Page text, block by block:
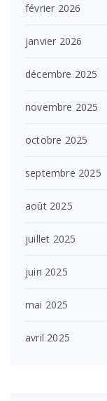
février 2026
janvier 2026
décembre 2025
novembre 2025
octobre 2025
septembre 2025
août 2025
juillet 2025
juin 2025
mai 2025
avril 2025